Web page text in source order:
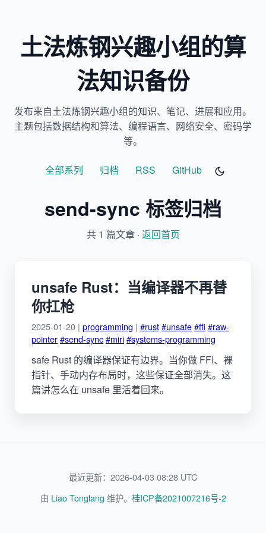
土法炼钢兴趣小组的算
法知识备份
发布来自土法炼钢兴趣小组的知识、笔记、进展和应用。
主题包括数据结构和算法、编程语言、网络安全、密码学
等。
全部系列 归档 RSS GitHub
send-sync 标签归档
共 1 篇文章 · 返回首页
unsafe Rust：当编译器不再替
你扛枪
2025-01-20 | programming | #rust#unsafe#ffi #raw-
pointer#send-sync#miri#systems-programming
safe Rust 的编译器保证有边界。当你做 FFI、裸
指针、手动内存布局时，这些保证全部消失。这
篇讲怎么在 unsafe 里活着回来。
最近更新：2026-04-03 08:28 UTC
由 Liao Tonglang 维护。 桂ICP备2021007216号-2